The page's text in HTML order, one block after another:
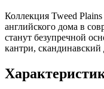
Коллекция Tweed
английского дома в
станут безупречной
кантри,